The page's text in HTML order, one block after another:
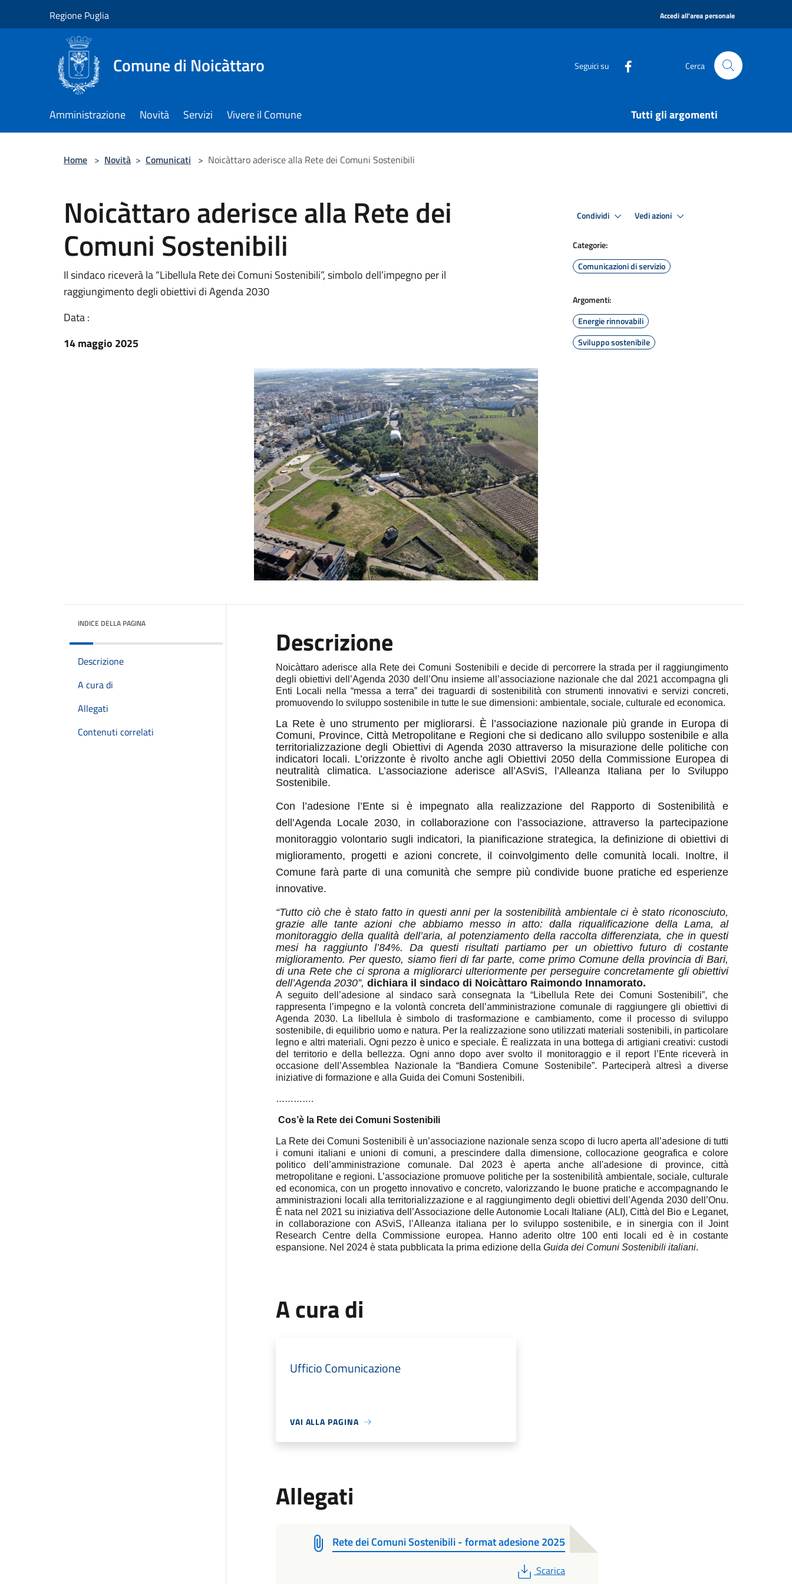
Regione Puglia Accedi all'area personale
Comune di Noicàttaro Seguici su Cerca
Amministrazione Novità Servizi Vivere il Comune Tutti gli argomenti
Home > Novità > Comunicati > Noicàttaro aderisce alla Rete dei Comuni Sostenibili
Noicàttaro aderisce alla Rete dei
Comuni Sostenibili
Il sindaco riceverà la “Libellula Rete dei Comuni Sostenibili”, simbolo dell’impegno per il
raggiungimento degli obiettivi di Agenda 2030
Data :
14 maggio 2025
Condividi Vedi azioni
Categorie:
Comunicazioni di servizio
Argomenti:
Energie rinnovabili
Sviluppo sostenibile
INDICE DELLA PAGINA
Descrizione
A cura di
Allegati
Contenuti correlati
Descrizione
Noicàttaroaderisce alla Rete dei Comuni Sostenibili e decide di percorrere la strada per il raggiungimento
degli obiettivi dell’Agenda 2030 dell’Onu insieme all’associazione nazionale che dal 2021 accompagna gli
Enti Locali nella “messa a terra” dei traguardi di sostenibilità con strumenti innovativi e servizi concreti,
promuovendo lo sviluppo sostenibile in tutte le sue dimensioni: ambientale, sociale, culturale ed economica.
La Rete è uno strumento per migliorarsi. È l’associazione nazionale più grande in Europa di
Comuni, Province, Città Metropolitane e Regioni che si dedicano allo sviluppo sostenibile e alla
territorializzazione degli Obiettivi di Agenda 2030 attraverso la misurazione delle politiche con
indicatori locali. L’orizzonte è rivolto anche agli Obiettivi 2050 della Commissione Europea di
neutralità climatica. L’associazione aderisce all’ASviS, l’Alleanza Italiana per lo Sviluppo
Sostenibile.
Con l’adesione l’Ente si è impegnato alla realizzazione del Rapporto di Sostenibilità e
dell’Agenda Locale 2030, in collaborazione con l’associazione, attraverso la partecipazione
monitoraggio volontario sugli indicatori, la pianificazione strategica, la definizione di obiettivi di
miglioramento, progetti e azioni concrete, il coinvolgimento delle comunità locali. Inoltre, il
Comune farà parte di una comunità che sempre più condivide buone pratiche ed esperienze
innovative.
“Tutto ciò che è stato fatto in questi anni per la sostenibilità ambientale ci è stato riconosciuto,
grazie alle tante azioni che abbiamo messo in atto: dalla riqualificazione della Lama, al
monitoraggio della qualità dell’aria, al potenziamento della raccolta differenziata, che in questi
mesi ha raggiunto l’84%. Da questi risultati partiamo per un obiettivo futuro di costante
miglioramento. Per questo, siamo fieri di far parte, come primo Comune della provincia di Bari,
di una Rete che ci sprona a migliorarci ulteriormente per perseguire concretamente gli obiettivi
dell’Agenda 2030”, dichiara il sindaco di Noicàttaro Raimondo Innamorato.
A seguito dell’adesione al sindaco sarà consegnata la “Libellula Rete dei Comuni Sostenibili”, che
rappresenta l’impegno e la volontà concreta dell’amministrazione comunale di raggiungere gli obiettivi di
Agenda 2030. La libellula è simbolo di trasformazione e cambiamento, come il processo di sviluppo
sostenibile, di equilibrio uomo e natura. Per la realizzazione sono utilizzati materiali sostenibili, in particolare
legno e altri materiali. Ogni pezzo è unico e speciale. È realizzata in una bottega di artigiani creativi: custodi
del territorio e della bellezza. Ogni anno dopo aver svolto il monitoraggio e il report l’Ente riceverà in
occasione dell’Assemblea Nazionale la “Bandiera Comune Sostenibile”. Parteciperà altresì a diverse
iniziative di formazione e alla Guida dei Comuni Sostenibili.
………….
Cos’è la Rete dei Comuni Sostenibili
La Rete dei Comuni Sostenibili è un’associazione nazionale senza scopo di lucro aperta all’adesione di tutti
i comuni italiani e unioni di comuni, a prescindere dalla dimensione, collocazione geografica e colore
politico dell’amministrazione comunale. Dal 2023 è aperta anche all'adesione di province, città
metropolitane e regioni. L’associazione promuove politiche per la sostenibilità ambientale, sociale, culturale
ed economica, con un progetto innovativo e concreto, valorizzando le buone pratiche e accompagnando le
amministrazioni locali alla territorializzazione e al raggiungimento degli obiettivi dell’Agenda 2030 dell’Onu.
È nata nel 2021 su iniziativa dell’Associazione delle Autonomie Locali Italiane (ALI), Città del Bio e Leganet,
in collaborazione con ASviS, l’Alleanza italiana per lo sviluppo sostenibile, e in sinergia con il Joint
Research Centre della Commissione europea. Hanno aderito oltre 100 enti locali ed è in costante
espansione. Nel 2024 è stata pubblicata la prima edizione della Guida dei Comuni Sostenibili italiani.
A cura di
Ufficio Comunicazione
VAI ALLA PAGINA
Allegati
Rete dei Comuni Sostenibili - format adesione 2025
PDF
Scarica